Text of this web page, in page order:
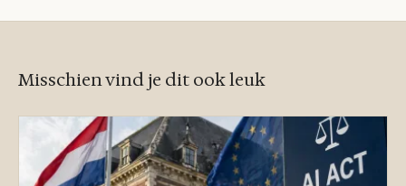
Misschien vind je dit ook leuk